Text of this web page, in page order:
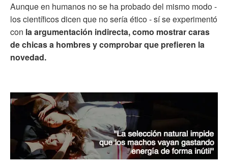
Aunque en humanos no se ha probado del mismo modo -
los científicos dicen que no sería ético - sí se experimentó
con la argumentación indirecta, como mostrar caras
de chicas a hombres y comprobar que prefieren la
novedad.